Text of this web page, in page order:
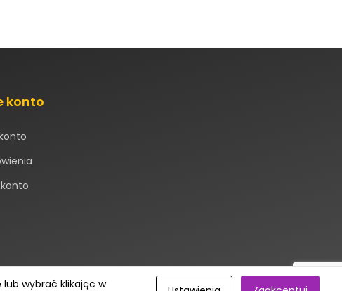
konto
konto
Realizacja:devr.pl
lub wybrać klikając w